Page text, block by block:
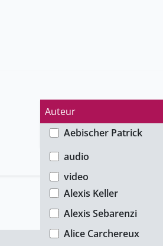
Auteur
Aebischer Patrick
Akhoun-Murat Annah
Alexandre Tcherkassov
Alexis Keller
Alexis Sebarenzi
Alice Carchereux
Type de média
audio
video